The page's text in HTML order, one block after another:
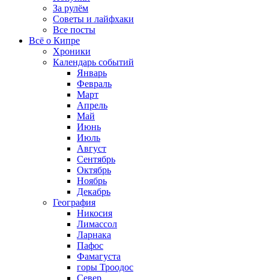
За рулём
Советы и лайфхаки
Все посты
Всё о Кипре
Хроники
Календарь событий
Январь
Февраль
Март
Апрель
Май
Июнь
Июль
Август
Сентябрь
Октябрь
Ноябрь
Декабрь
География
Никосия
Лимассол
Ларнака
Пафос
Фамагуста
горы Троодос
Север